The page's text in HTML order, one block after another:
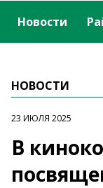
Новости
НОВОСТИ
23 ИЮЛЯ 2025
В